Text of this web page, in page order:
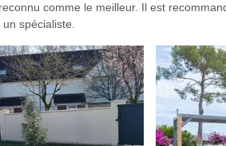
comme le meilleur. Il est
spécialiste.